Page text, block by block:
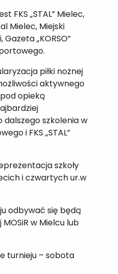
FKS „STAL” Mielec,
Mielec, Miejski
„KORSO”
piłki nożnej
aktywnego
opieką
dalszego szkolenia w
i FKS „STAL”
szkoły
i czwartych ur.w
odbywać się będą
w Mielcu lub
turnieju – sobota